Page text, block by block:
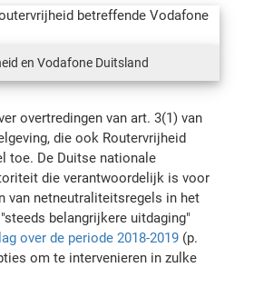
en Vodafone Duitsland
overtredingen van art. 3(1) van
die ook Routervrijheid
toe. De Duitse nationale
die verantwoordelijk is voor
van netneutraliteitsregels in het
belangrijkere uitdaging"
over de periode 2018-2019 (p.
om te intervenieren in zulke